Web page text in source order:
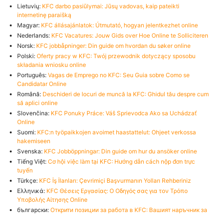
Lietuvių: KFC darbo pasiūlymai: Jūsų vadovas, kaip pateikti
internetinę paraišką
Magyar: KFC állásajánlatok: Útmutató, hogyan jelentkezhet online
Nederlands: KFC Vacatures: Jouw Gids over Hoe Online te Solliciteren
Norsk: KFC jobbåpninger: Din guide om hvordan du søker online
Polski: Oferty pracy w KFC: Twój przewodnik dotyczący sposobu
składania wniosku online
Português: Vagas de Emprego no KFC: Seu Guia sobre Como se
Candidatar Online
Română: Deschideri de locuri de muncă la KFC: Ghidul tău despre cum
să aplici online
Slovenčina: KFC Ponuky Práce: Váš Sprievodca Ako sa Uchádzať
Online
Suomi: KFC:n työpaikkojen avoimet haastattelut: Ohjeet verkossa
hakemiseen
Svenska: KFC Jobböppningar: Din guide om hur du ansöker online
Tiếng Việt: Cơ hội việc làm tại KFC: Hướng dẫn cách nộp đơn trực
tuyến
Türkçe: KFC İş İlanları: Çevrimiçi Başvurmanın Yolları Rehberiniz
Ελληνικά: KFC Θέσεις Εργασίας: Ο Οδηγός σας για τον Τρόπο
Υποβολής Αίτησης Online
български: Открити позиции за работа в KFC: Вашият наръчник за